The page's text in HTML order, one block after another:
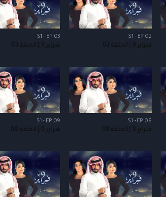
S1 - EP 02
فبراير 9 | الحلقة 02
S1 - EP 03
فبراير 9 | الحلقة 03
S1 - EP 08
فبراير 9 | الحلقة 08
S1 - EP 09
فبراير 9 | الحلقة 09